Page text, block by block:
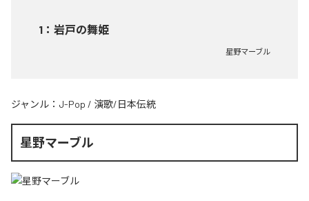
1 ： 岩戸の舞姫
星野マーブル
ジャンル： J-Pop / 演歌/日本伝統
星野マーブル